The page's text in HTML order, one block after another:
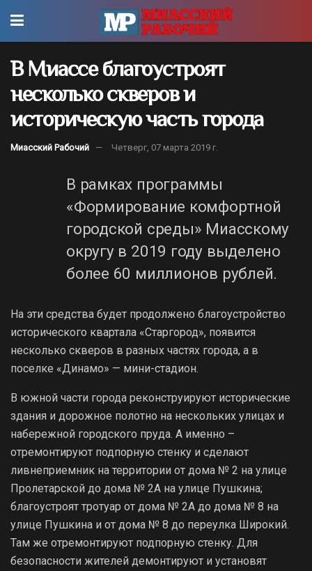
В Миассе благоустроят
несколько скверов и
историческую часть города
Миасский Рабочий Четверг, 07 марта 2019 г.
В рамках программы
«Формирование комфортной
городской среды» Миасскому
округу в 2019 году выделено
более 60 миллионов рублей.
На эти средства будет продолжено благоустройство
исторического квартала «Старгород», появится
несколько скверов в разных частях города, а в
поселке «Динамо» — мини-стадион.
В южной части города реконструируют исторические
здания и дорожное полотно на нескольких улицах и
набережной городского пруда. А именно –
отремонтируют подпорную стенку и сделают
ливнеприемник на территории от дома № 2 на улице
Пролетарской до дома № 2А на улице Пушкина;
благоустроят тротуар от дома № 2А до дома № 8 на
улице Пушкина и от дома № 8 до переулка Широкий.
Там же отремонтируют подпорную стенку. Для
безопасности жителей демонтируют и установят